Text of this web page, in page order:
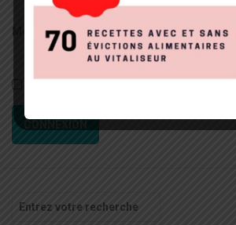
Mot de passe:
CONNEXION
pour